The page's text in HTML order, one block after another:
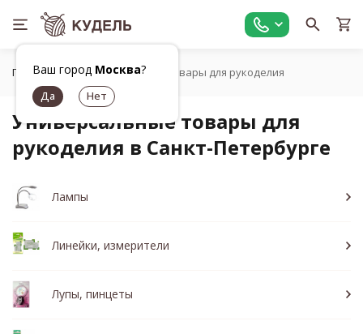
Ваш город Москва?
Главная Универсальные товары для рукоделия
Универсальные товары для
рукоделия в Санкт-Петербурге
Лампы
Линейки, измерители
Лупы, пинцеты